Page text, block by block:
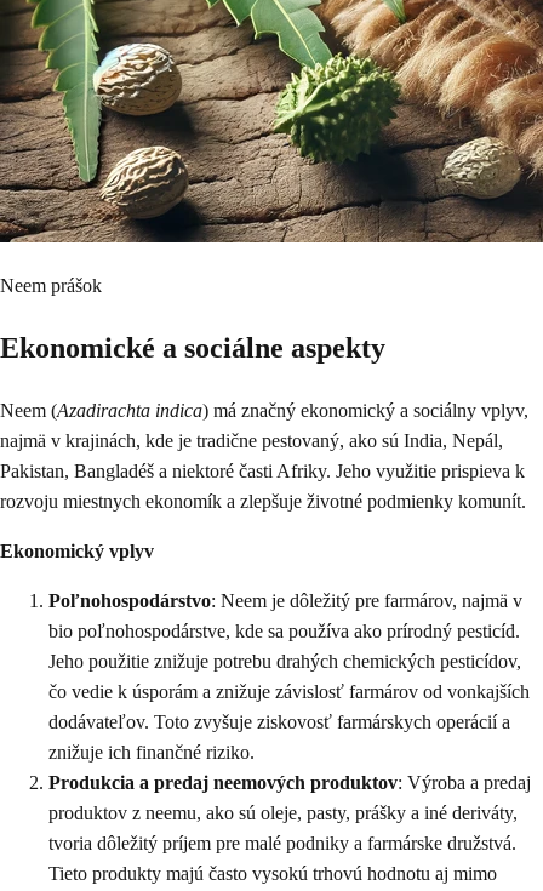
Neem prášok
Ekonomické a sociálne aspekty
Neem (Azadirachta indica) má značný ekonomický a sociálny vplyv,
najmä v krajinách, kde je tradične pestovaný, ako sú India, Nepál,
Pakistan, Bangladéš a niektoré časti Afriky. Jeho využitie prispieva k
rozvoju miestnych ekonomík a zlepšuje životné podmienky komunít.
Ekonomický vplyv
Poľnohospodárstvo: Neem je dôležitý pre farmárov, najmä v
bio poľnohospodárstve, kde sa používa ako prírodný pesticíd.
Jeho použitie znižuje potrebu drahých chemických pesticídov,
čo vedie k úsporám a znižuje závislosť farmárov od vonkajších
dodávateľov. Toto zvyšuje ziskovosť farmárskych operácií a
znižuje ich finančné riziko.
Produkcia a predaj neemových produktov: Výroba a predaj
produktov z neemu, ako sú oleje, pasty, prášky a iné deriváty,
tvoria dôležitý príjem pre malé podniky a farmárske družstvá.
Tieto produkty majú často vysokú trhovú hodnotu aj mimo